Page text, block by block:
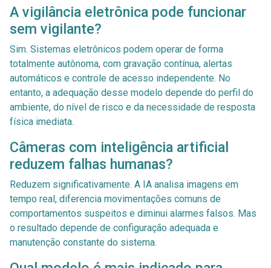
A vigilância eletrônica pode funcionar
sem vigilante?
Sim. Sistemas eletrônicos podem operar de forma
totalmente autônoma, com gravação contínua, alertas
automáticos e controle de acesso independente. No
entanto, a adequação desse modelo depende do perfil do
ambiente, do nível de risco e da necessidade de resposta
física imediata.
Câmeras com inteligência artificial
reduzem falhas humanas?
Reduzem significativamente. A IA analisa imagens em
tempo real, diferencia movimentações comuns de
comportamentos suspeitos e diminui alarmes falsos. Mas
o resultado depende de configuração adequada e
manutenção constante do sistema.